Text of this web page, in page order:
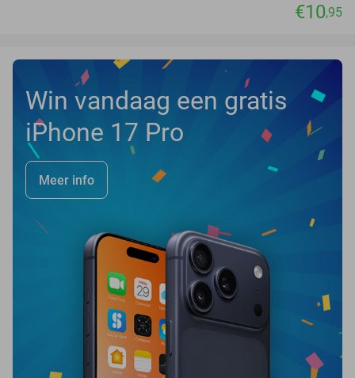
€10,95
Win vandaag een gratis
iPhone 17 Pro
Meer info